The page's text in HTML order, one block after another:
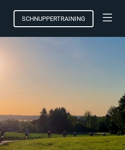
SCHNUPPERTRAINING